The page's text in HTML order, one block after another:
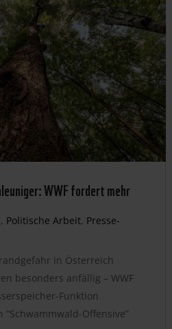
WWF fordert mehr
, Politische Arbeit, Presse-
in Österreich
besonders anfällig – WWF
Funktion
Offensive”